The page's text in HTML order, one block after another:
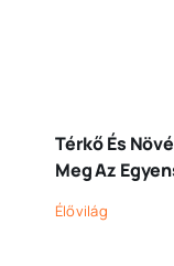
Térkő És
Meg Az
Élővilág